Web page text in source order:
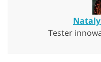
Tester